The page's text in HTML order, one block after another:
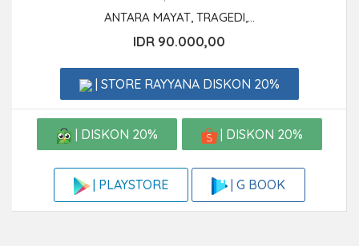
ANTARA MAYAT, TRAGEDI,...
IDR 90.000,00
| STORE RAYYANA DISKON 20%
| DISKON 20% | DISKON 20%
| PLAYSTORE | G BOOK